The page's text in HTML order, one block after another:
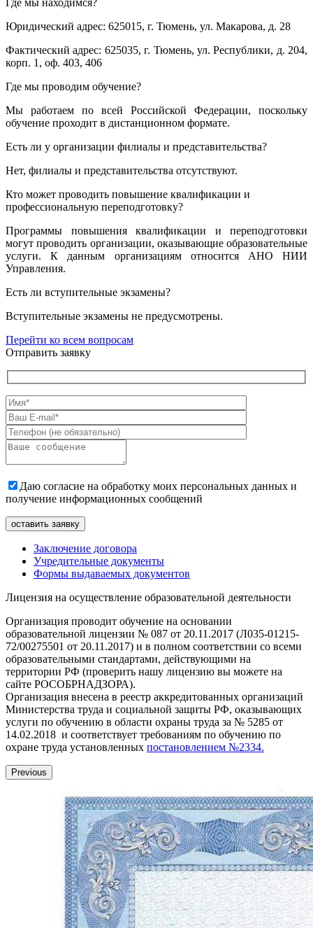
Где мы находимся?
Юридический адрес: 625015, г. Тюмень, ул. Макарова, д. 28
Фактический адрес: 625035, г. Тюмень, ул. Республики, д. 204,
корп. 1, оф. 403, 406
Где мы проводим обучение?
Мы работаем по всей Российской Федерации, поскольку
обучение проходит в дистанционном формате.
Есть ли у организации филиалы и представительства?
Нет, филиалы и представительства отсутствуют.
Кто может проводить повышение квалификации и
профессиональную переподготовку?
Программы повышения квалификации и переподготовки
могут проводить организации, оказывающие образовательные
услуги. К данным организациям относится АНО НИИ
Управления.
Есть ли вступительные экзамены?
Вступительные экзамены не предусмотрены.
Перейти ко всем вопросам
Отправить заявку
Даю согласие на обработку моих персональных данных и
получение информационных сообщений
Заключение договора
Учредительные документы
Формы выдаваемых документов
Лицензия на осуществление образовательной деятельности
Организация проводит обучение на основании
образовательной лицензии № 087 от 20.11.2017 (Л035-01215-
72/00275501 от 20.11.2017) и в полном соответствии со всеми
образовательными стандартами, действующими на
территории РФ (проверить нашу лицензию вы можете на
сайте РОСОБРНАДЗОРА).
Организация внесена в реестр аккредитованных организаций
Министерства труда и социальной защиты РФ, оказывающих
услуги по обучению в области охраны труда за № 5285 от
14.02.2018 и соответствует требованиям по обучению по
охране труда установленных постановлением №2334.
Previous